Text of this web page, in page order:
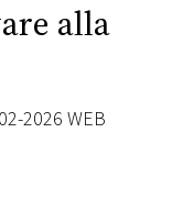
alla
2026 WEB